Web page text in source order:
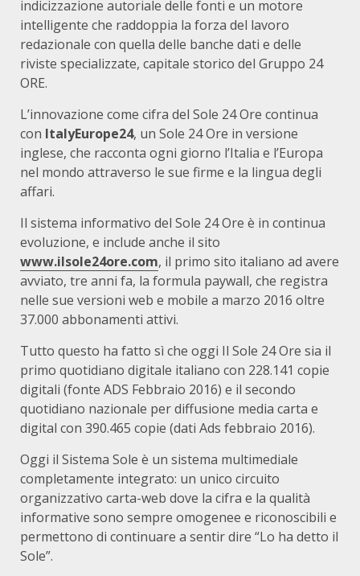
indicizzazione autoriale delle fonti e un motore
intelligente che raddoppia la forza del lavoro
redazionale con quella delle banche dati e delle
riviste specializzate, capitale storico del Gruppo 24
ORE.
L’innovazione come cifra del Sole 24 Ore continua
con ItalyEurope24, un Sole 24 Ore in versione
inglese, che racconta ogni giorno l’Italia e l’Europa
nel mondo attraverso le sue firme e la lingua degli
affari.
Il sistema informativo del Sole 24 Ore è in continua
evoluzione, e include anche il sito
www.ilsole24ore.com, il primo sito italiano ad avere
avviato, tre anni fa, la formula paywall, che registra
nelle sue versioni web e mobile a marzo 2016 oltre
37.000 abbonamenti attivi.
Tutto questo ha fatto sì che oggi Il Sole 24 Ore sia il
primo quotidiano digitale italiano con 228.141 copie
digitali (fonte ADS Febbraio 2016) e il secondo
quotidiano nazionale per diffusione media carta e
digital con 390.465 copie (dati Ads febbraio 2016).
Oggi il Sistema Sole è un sistema multimediale
completamente integrato: un unico circuito
organizzativo carta-web dove la cifra e la qualità
informative sono sempre omogenee e riconoscibili e
permettono di continuare a sentir dire “Lo ha detto il
Sole”.